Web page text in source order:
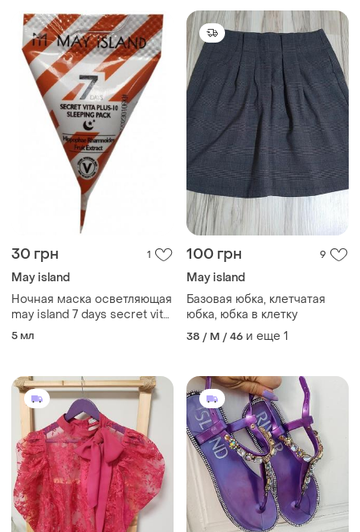
30 грн 1
May island
Ночная маска осветляющая
may island 7 days secret vita
plus-10 sleeping pack
5 мл
100 грн 9
May island
Базовая юбка, клетчатая
юбка, юбка в клетку
38 / M / 46 и еще 1